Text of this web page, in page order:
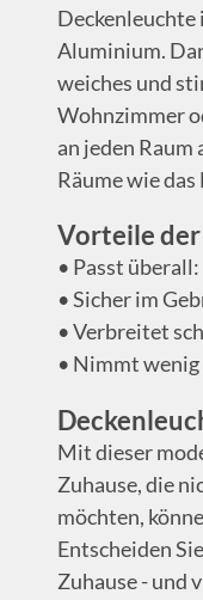
Deckenleuchte
Aluminium.
weiches und
Wohnzimmer
an jeden
Räume wie
Vorteile
• Passt
• Sicher im
• Verbreitet
• Nimmt
Mit dieser
Zuhause, die
möchten,
Entscheiden
Zuhause - und